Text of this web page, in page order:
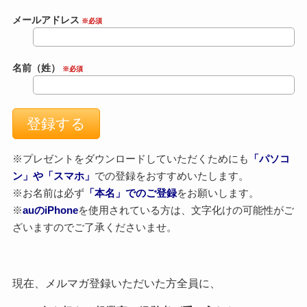
メールアドレス ※必須
名前（姓） ※必須
※プレゼントをダウンロードしていただくためにも
「パソコ
ン」や「スマホ」 での登録をおすすめいたします。
※お名前は必ず「本名」でのご登録をお願いします。
※auのiPhoneを使用されている方は、文字化けの可能性がご
ざいますのでご了承くださいませ。
現在、メルマガ登録いただいた方全員に、